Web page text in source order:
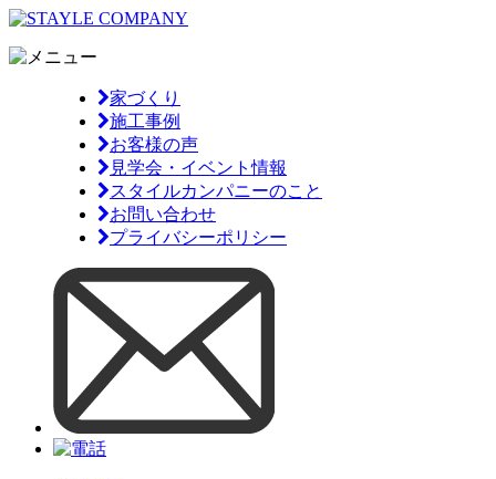
家づくり
施工事例
お客様の声
見学会・イベント情報
スタイルカンパニーのこと
お問い合わせ
プライバシーポリシー